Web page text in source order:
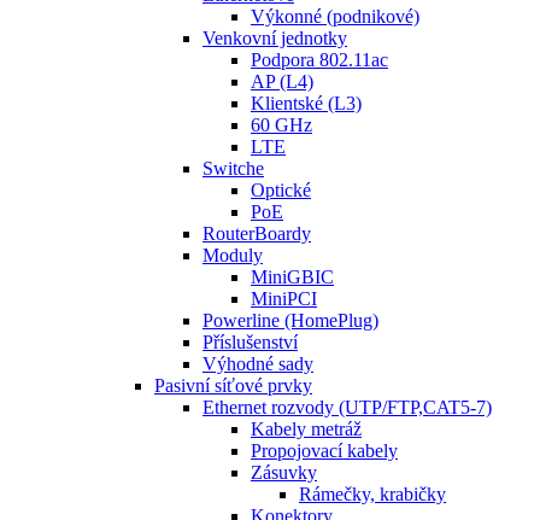
Výkonné (podnikové)
Venkovní jednotky
Podpora 802.11ac
AP (L4)
Klientské (L3)
60 GHz
LTE
Switche
Optické
PoE
RouterBoardy
Moduly
MiniGBIC
MiniPCI
Powerline (HomePlug)
Příslušenství
Výhodné sady
Pasivní síťové prvky
Ethernet rozvody (UTP/FTP,CAT5-7)
Kabely metráž
Propojovací kabely
Zásuvky
Rámečky, krabičky